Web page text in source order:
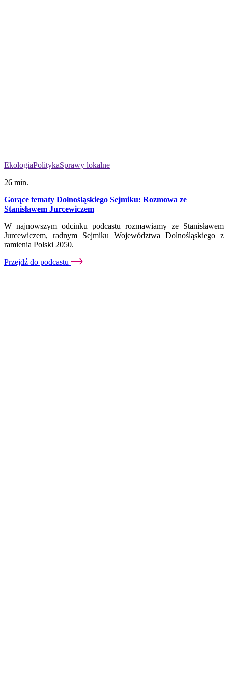
EkologiaPolitykaSprawy lokalne
26 min.
Gorące tematy Dolnośląskiego Sejmiku: Rozmowa ze
Stanisławem Jurcewiczem
W najnowszym odcinku podcastu rozmawiamy ze Stanisławem
Jurcewiczem, radnym Sejmiku Województwa Dolnośląskiego z
ramienia Polski 2050.
Przejdź do podcastu